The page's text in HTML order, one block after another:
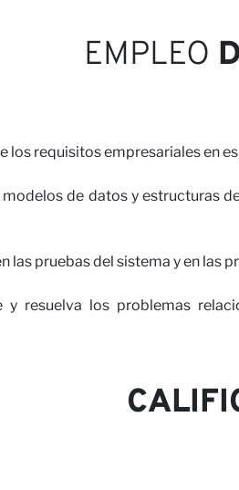
con
EMPLEO
los requisitos empresariales en
de datos y estructuras
las pruebas del sistema y en las
y resuelva los problemas